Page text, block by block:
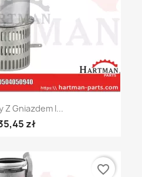
Z Gniazdem I...
zł
favorite_border